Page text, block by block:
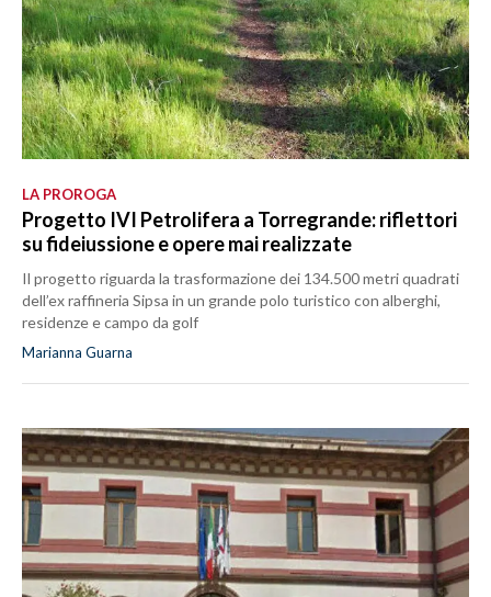
LA PROROGA
Progetto IVI Petrolifera a Torregrande: riflettori
su fideiussione e opere mai realizzate
Il progetto riguarda la trasformazione dei 134.500 metri quadrati
dell’ex raffineria Sipsa in un grande polo turistico con alberghi,
residenze e campo da golf
Marianna Guarna